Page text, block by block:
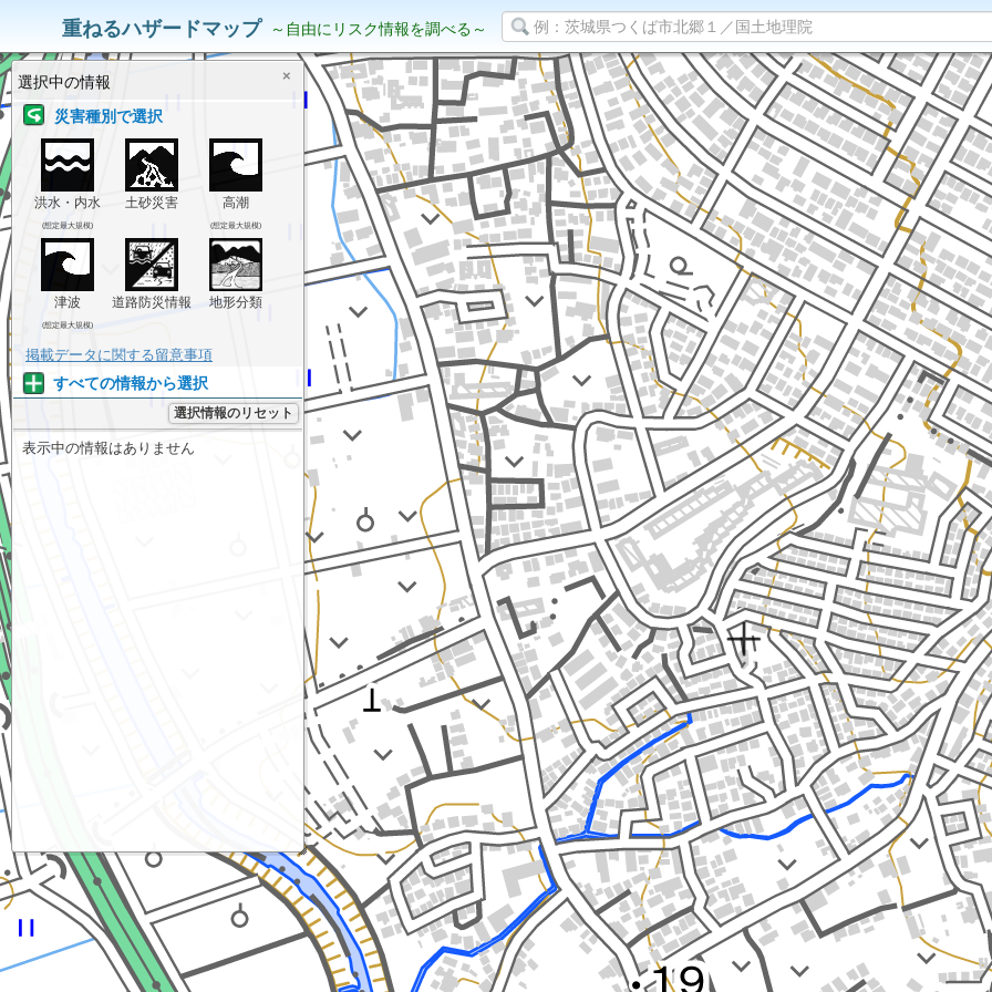
重ねるハザードマップ ～自由にリスク情報を調べる～
災害リスク情報
選択中の情報 ×
災害種別で選択
洪水・内水
(想定最大規模)
土砂災害 高潮
(想定最大規模)
津波
(想定最大規模)
道路防災情報 地形分類
掲載データに関する留意事項
すべての情報から選択
選択情報のリセット
表示中の情報はありません